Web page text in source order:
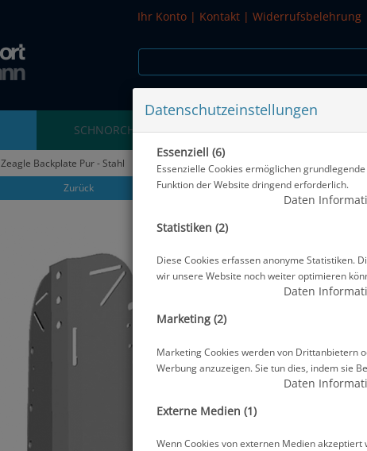
Ihr Konto | Kontakt | Widerrufsbelehrung
SCHNORCHELN WASSERSPORT
Zeagle Backplate Pur - Stahl
Zurück
Artikelnr.:
Datenschutzeinstellungen
Essenziell (6)
Essenzielle Cookies ermöglichen
Funktion der Website dringend erforderlich.
Daten
Statistiken (2)
Diese Cookies erfassen anonyme Statistiken.
wir unsere Website noch weiter optimieren
Daten
Marketing (2)
Marketing Cookies werden von Drittanbietern
Werbung anzuzeigen. Sie tun dies, indem sie
Daten
Externe Medien (1)
Wenn Cookies von externen Medien